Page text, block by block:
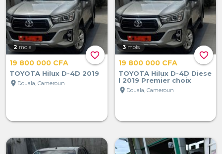
favorite_border
2 mois
19 800 000 CFA
TOYOTA Hilux D-4D 2019
location_on Douala, Cameroun
favorite_border
3 mois
19 800 000 CFA
TOYOTA Hilux D-4D Diese
l 2019 Premier choix
location_on Douala, Cameroun